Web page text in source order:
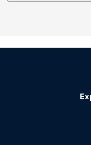
Familie auf den
Shuttles zum Strand
Nobu, einem